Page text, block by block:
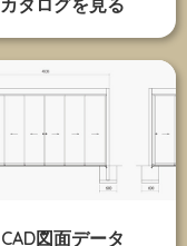
カタログを見る
CAD図面データ